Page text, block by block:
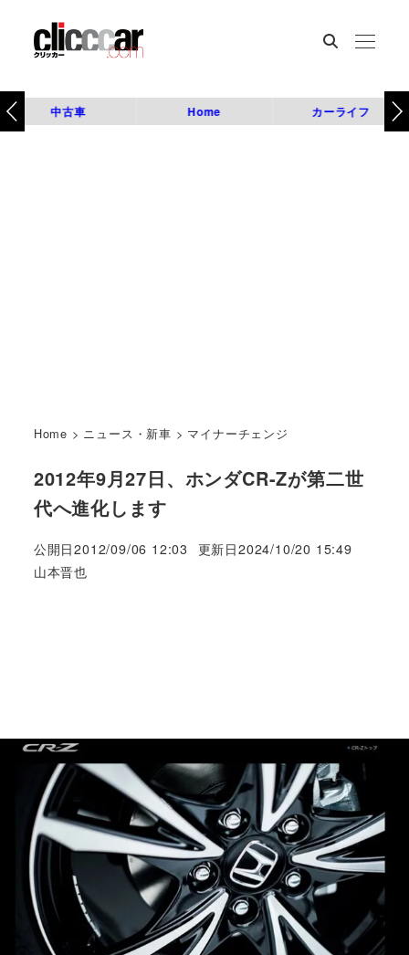
中古車 Home カーライフ
Home > ニュース・新車 > マイナーチェンジ
2012年9月27日、ホンダCR-Zが第二世
代へ進化します
公開日2012/09/06 12:03 更新日2024/10/20 15:49
著
山本晋也